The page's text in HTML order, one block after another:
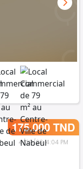
175.000 TND
4/29/26, 4:04 PM